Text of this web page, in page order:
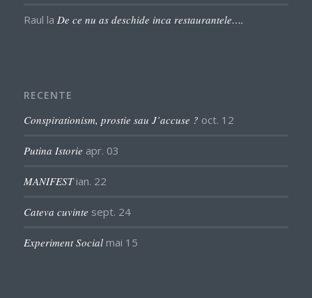
Raul la De ce nu as deschide inca restaurantele….
RECENTE
Conspirationism, prostie sau J’accuse ? oct. 12
Putina Istorie apr. 03
MANIFEST ian. 22
Cateva cuvinte sept. 24
Experiment Social mai 15